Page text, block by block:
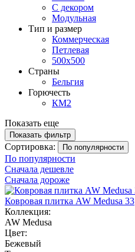
С декором
Модульная
Тип и размер
Коммерческая
Петлевая
500х500
Страны
Бельгия
Горючесть
КМ2
Показать еще
Показать фильтр
Сортировка: По популярности
По популярности
Сначала дешевле
Сначала дороже
Ковровая плитка AW Medusa 33
Коллекция:
AW Medusa
Цвет:
Бежевый